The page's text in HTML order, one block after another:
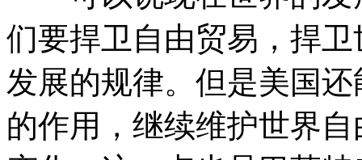
们要捍卫自由贸易，捍
发展的规律。但是美国
的作用，继续维护世界